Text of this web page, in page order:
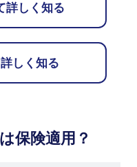
詳しく知る
しく知る
保険適用？